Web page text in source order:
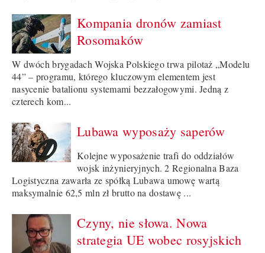
Kompania dronów zamiast
Rosomaków
W dwóch brygadach Wojska Polskiego trwa pilotaż „Modelu
44” – programu, którego kluczowym elementem jest
nasycenie batalionu systemami bezzałogowymi. Jedną z
czterech kom...
Lubawa wyposaży saperów
Kolejne wyposażenie trafi do oddziałów
wojsk inżynieryjnych. 2 Regionalna Baza
Logistyczna zawarła ze spółką Lubawa umowę wartą
maksymalnie 62,5 mln zł brutto na dostawę ...
Czyny, nie słowa. Nowa
strategia UE wobec rosyjskich